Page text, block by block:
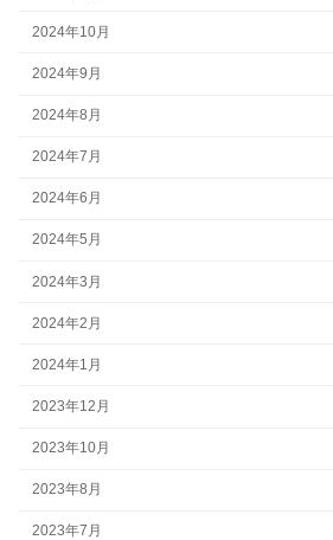
2024年10月
2024年9月
2024年8月
2024年7月
2024年6月
2024年5月
2024年3月
2024年2月
2024年1月
2023年12月
2023年10月
2023年8月
2023年7月